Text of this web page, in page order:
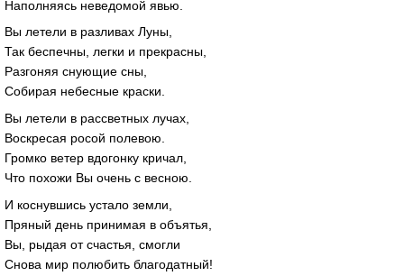
Наполняясь неведомой явью.
Вы летели в разливах Луны,
Так беспечны, легки и прекрасны,
Разгоняя снующие сны,
Собирая небесные краски.
Вы летели в рассветных лучах,
Воскресая росой полевою.
Громко ветер вдогонку кричал,
Что похожи Вы очень с весною.
И коснувшись устало земли,
Пряный день принимая в объятья,
Вы, рыдая от счастья, смогли
Снова мир полюбить благодатный!